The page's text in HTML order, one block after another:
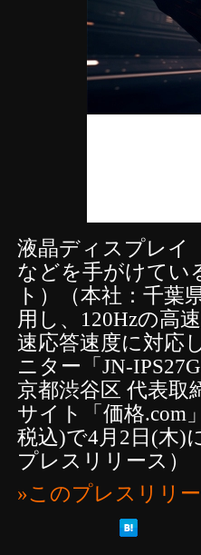
液晶ディスプレイ
などを手がけてい
ト）（本社：千葉
用し、120Hzの高
速応答速度に対応
ニター「JN-
京都渋谷区 代表取
サイト「価格.com
税込)で4月2日(木)
プレスリリース）
»このプレスリリ